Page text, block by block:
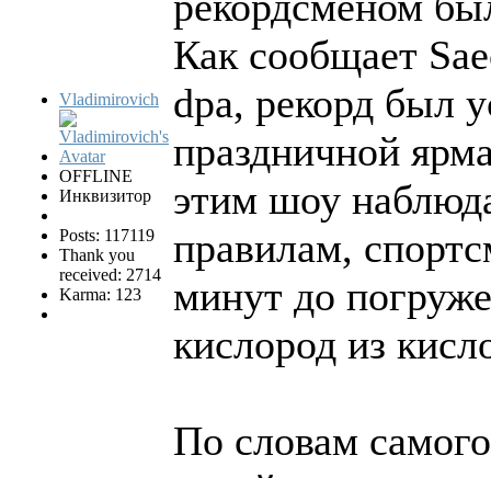
Vladimirovich
OFFLINE
Инквизитор
Posts: 117119
Thank you
received: 2714
Karma: 123
Как сообщает
dpa, рекорд был
праздничной
этим шоу
правилам,
минут до
кислород из
По словам